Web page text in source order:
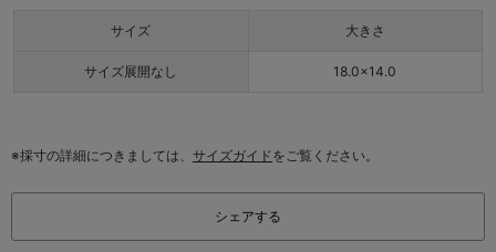
サイズ 大きさ
サイズ展開なし 18.0×14.0
※採寸の詳細につきましては、 サイズガイドをご覧ください。
シェアする